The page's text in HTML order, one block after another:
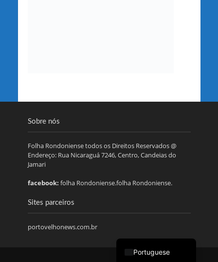
Sobre nós
Folha Rondoniense todos os Direitos Reservados @
Endereço: Rua Nicaraguá 7246, Centro, Candeias do
Jamari
facebook: folha Rondoniense.folha Rondoniense.
Sites parceiros
portovelhonews.com.br
Portuguese